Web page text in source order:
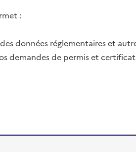
:
données réglementaires et
demandes de permis et